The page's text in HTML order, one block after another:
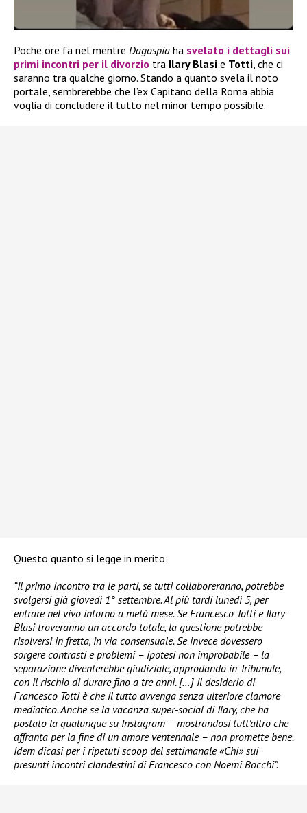
Poche ore fa nel mentre Dagospia ha svelato i dettagli sui
primi incontri per il divorzio tra Ilary Blasi e Totti , che ci
saranno tra qualche giorno. Stando a quanto svela il noto
portale, sembrerebbe che l’ex Capitano della Roma abbia
voglia di concludere il tutto nel minor tempo possibile.
Questo quanto si legge in merito:
“Il primo incontro tra le parti, se tutti collaboreranno, potrebbe
svolgersi già giovedì 1° settembre. Al più tardi lunedì 5, per
entrare nel vivo intorno a metà mese. Se Francesco Totti e Ilary
Blasi troveranno un accordo totale, la questione potrebbe
risolversi in fretta, in via consensuale. Se invece dovessero
sorgere contrasti e problemi – ipotesi non improbabile – la
separazione diventerebbe giudiziale, approdando in Tribunale,
con il rischio di durare fino a tre anni. […] Il desiderio di
Francesco Totti è che il tutto avvenga senza ulteriore clamore
mediatico. Anche se la vacanza super-social di Ilary, che ha
postato la qualunque su Instagram – mostrandosi tutt’altro che
affranta per la fine di un amore ventennale – non promette bene.
Idem dicasi per i ripetuti scoop del settimanale «Chi» sui
presunti incontri clandestini di Francesco con Noemi Bocchi”.